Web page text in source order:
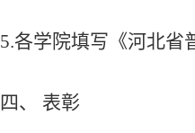
5.各学院填写《河北省
四、 表彰